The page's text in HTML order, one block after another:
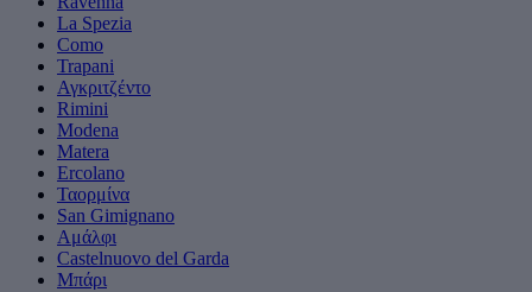
La Spezia
Como
Trapani
Αγκριτζέντο
Rimini
Modena
Matera
Ercolano
Ταορμίνα
San Gimignano
Αμάλφι
Castelnuovo del Garda
Μπάρι